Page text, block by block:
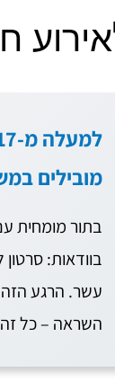
מובילים
בוודאות:
עשר. הרגע הזה
השראה – כל זה